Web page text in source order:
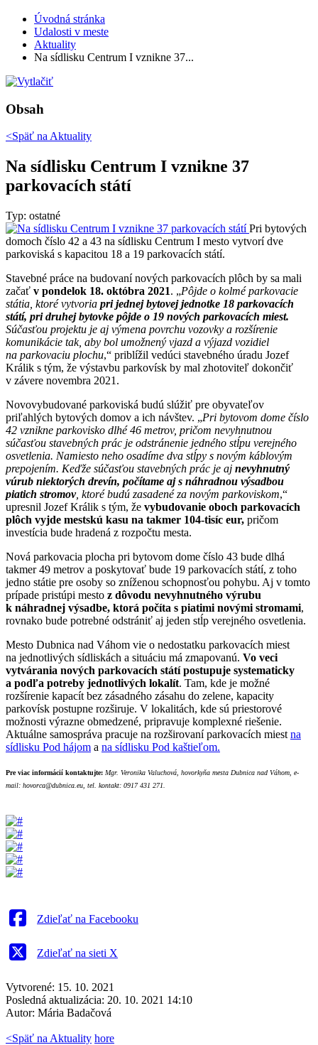
Úvodná stránka
Udalosti v meste
Aktuality
Na sídlisku Centrum I vznikne 37...
Obsah
<Späť na Aktuality
Na sídlisku Centrum I vznikne 37
parkovacích státí
Typ: ostatné
Pri bytových
domoch číslo 42 a 43 na sídlisku Centrum I mesto vytvorí dve
parkoviská s kapacitou 18 a 19 parkovacích státí.
Stavebné práce na budovaní nových parkovacích plôch by sa mali
začať v pondelok 18. októbra 2021. „Pôjde o kolmé parkovacie
státia, ktoré vytvoria pri jednej bytovej jednotke 18 parkovacích
státí, pri druhej bytovke pôjde o 19 nových parkovacích miest.
Súčasťou projektu je aj výmena povrchu vozovky a rozšírenie
komunikácie tak, aby bol umožnený vjazd a výjazd vozidiel
na parkovaciu plochu,“ priblížil vedúci stavebného úradu Jozef
Králik s tým, že výstavbu parkovísk by mal zhotoviteľ dokončiť
v závere novembra 2021.
Novovybudované parkoviská budú slúžiť pre obyvateľov
priľahlých bytových domov a ich návštev. „Pri bytovom dome číslo
42 vznikne parkovisko dlhé 46 metrov, pričom nevyhnutnou
súčasťou stavebných prác je odstránenie jedného stĺpu verejného
osvetlenia. Namiesto neho osadíme dva stĺpy s novým káblovým
prepojením. Keďže súčasťou stavebných prác je aj nevyhnutný
vúrub niektorých drevín, počítame aj s náhradnou výsadbou
piatich stromov, ktoré budú zasadené za novým parkoviskom,“
upresnil Jozef Králik s tým, že vybudovanie oboch parkovacích
plôch vyjde mestskú kasu na takmer 104-tisíc eur, pričom
investícia bude hradená z rozpočtu mesta.
Nová parkovacia plocha pri bytovom dome číslo 43 bude dlhá
takmer 49 metrov a poskytovať bude 19 parkovacích státí, z toho
jedno státie pre osoby so zníženou schopnosťou pohybu. Aj v tomto
prípade pristúpi mesto z dôvodu nevyhnutného výrubu
k náhradnej výsadbe, ktorá počíta s piatimi novými stromami,
rovnako bude potrebné odstrániť aj jeden stĺp verejného osvetlenia.
Mesto Dubnica nad Váhom vie o nedostatku parkovacích miest
na jednotlivých sídliskách a situáciu má zmapovanú. Vo veci
vytvárania nových parkovacích státí postupuje systematicky
a podľa potreby jednotlivých lokalít. Tam, kde je možné
rozšírenie kapacít bez zásadného zásahu do zelene, kapacity
parkovísk postupne rozširuje. V lokalitách, kde sú priestorové
možnosti výrazne obmedzené, pripravuje komplexné riešenie.
Aktuálne samospráva pracuje na rozširovaní parkovacích miest na
sídlisku Pod hájom a na sídlisku Pod kaštieľom.
Pre viac informácií kontaktujte: Mgr. Veronika Valuchová, hovorkyňa mesta Dubnica nad Váhom, e-
mail: hovorca@dubnica.eu, tel. kontakt: 0917 431 271.
Zdieľať na Facebooku
Zdieľať na sieti X
Vytvorené: 15. 10. 2021
Posledná aktualizácia: 20. 10. 2021 14:10
Autor: Mária Badačová
<Späť na Aktuality hore